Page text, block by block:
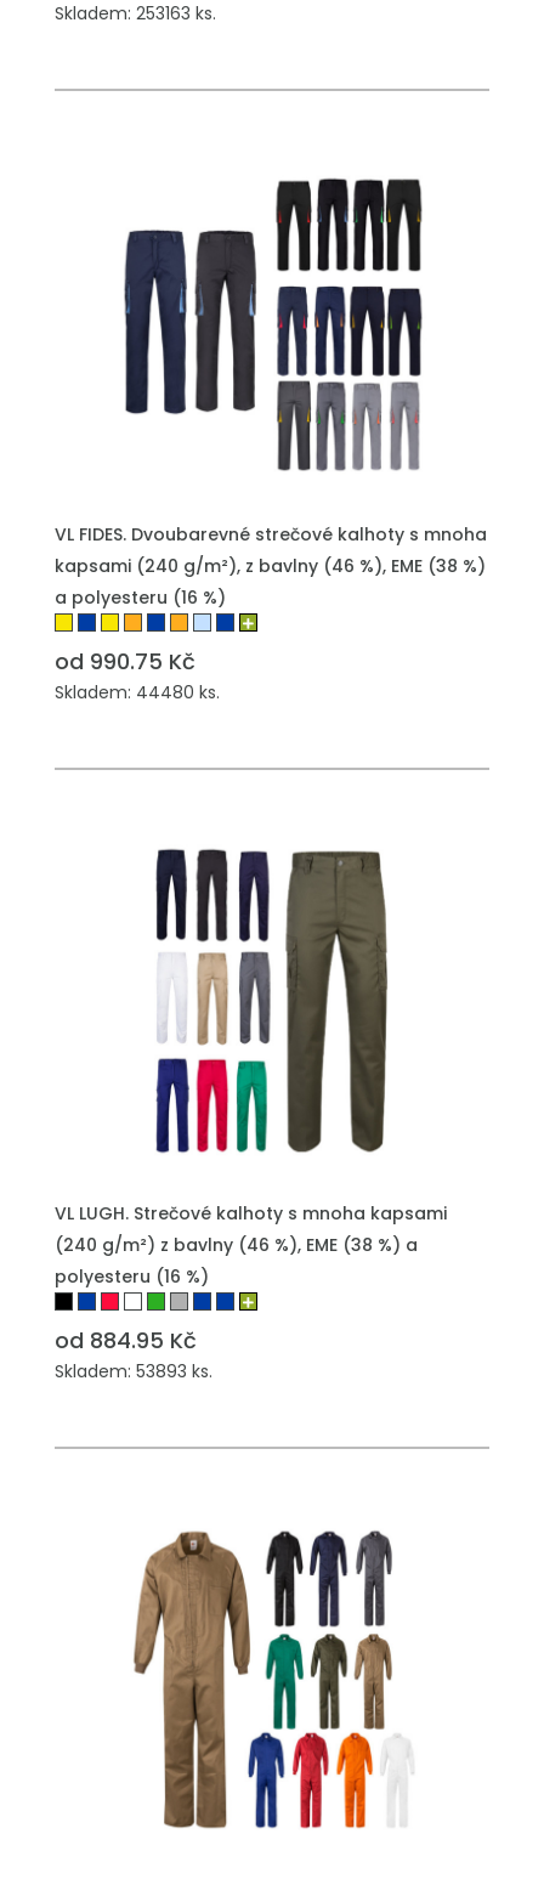
Skladem: 253163 ks.
VL FIDES. Dvoubarevné strečové kalhoty s mnoha
kapsami (240 g/m²), z bavlny (46 %), EME (38 %)
a polyesteru (16 %)
od 990.75 Kč
Skladem: 44480 ks.
VL LUGH. Strečové kalhoty s mnoha kapsami
(240 g/m²) z bavlny (46 %), EME (38 %) a
polyesteru (16 %)
od 884.95 Kč
Skladem: 53893 ks.